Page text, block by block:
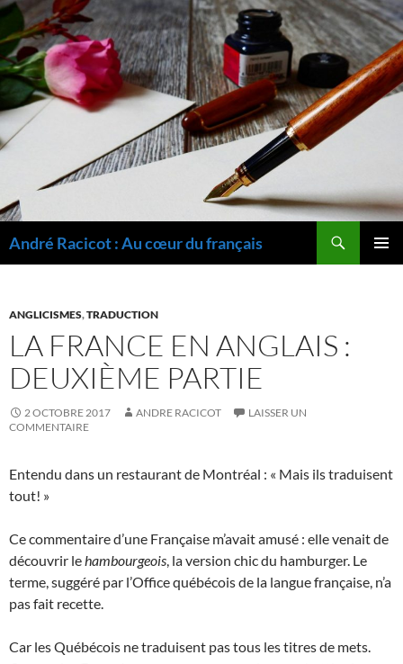
André Racicot : Au cœur du français
ANGLICISMES,TRADUCTION
LA FRANCE EN ANGLAIS :
DEUXIÈME PARTIE
2 OCTOBRE 2017 ANDRE RACICOT
LAISSER UN
COMMENTAIRE
Entendu dans un restaurant de Montréal : « Mais ils traduisent
tout! »
Ce commentaire d’une Française m’avait amusé : elle venait de
découvrir lehambourgeois, la version chic du hamburger. Le
terme, suggéré par l’Office québécois de la langue française, n’a
pas fait recette.
Car les Québécois ne traduisent pas tous les titres de mets.